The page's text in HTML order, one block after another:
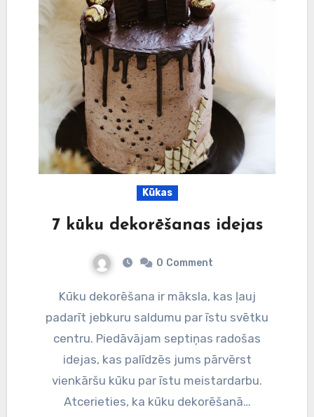
Kūkas
7 kūku dekorēšanas idejas
0 Comment
Kūku dekorēšana ir māksla, kas ļauj
padarīt jebkuru saldumu par īstu svētku
centru. Piedāvājam septiņas radošas
idejas, kas palīdzēs jums pārvērst
vienkāršu kūku par īstu meistardarbu.
Atcerieties, ka kūku dekorēšanā…